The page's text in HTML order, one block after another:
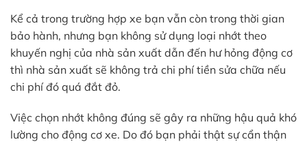
Kể cả trong trường hợp xe bạn vẫn còn trong thời gian
bảo hành, nhưng bạn không sử dụng loại nhớt theo
khuyến nghị của nhà sản xuất dẫn đến hư hỏng động cơ
thì nhà sản xuất sẽ không trả chi phí tiền sửa chữa nếu
chi phí đó quá đắt đỏ.
Việc chọn nhớt không đúng sẽ gây ra những hậu quả khó
lường cho động cơ xe. Do đó bạn phải thật sự cẩn thận